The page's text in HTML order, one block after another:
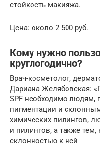
стойкость макияжа.
Цена: около 2 500 руб.
Кому нужно
круглогодично?
Врач-косметолог,
Дариана Желябовская:
SPF необходимо людям,
пигментации и
химических пилингов,
и пилингов, а также тем,
склонностью к ней